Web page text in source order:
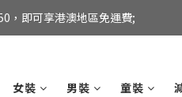
，即可享港澳地區免運費;
，即可享港澳地區免運費;
，即可享港澳地區免運費;
女裝 男裝 童裝